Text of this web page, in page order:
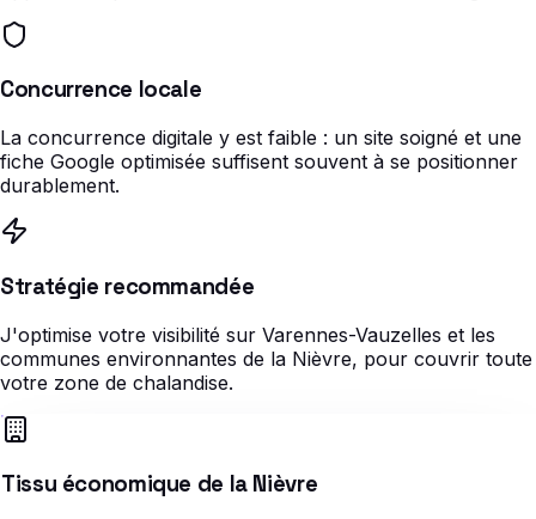
Concurrence locale
La concurrence digitale y est faible : un site soigné et une
fiche Google optimisée suffisent souvent à se positionner
durablement.
Stratégie recommandée
J'optimise votre visibilité sur Varennes-Vauzelles et les
communes environnantes de la Nièvre, pour couvrir toute
votre zone de chalandise.
Tissu économique de la Nièvre